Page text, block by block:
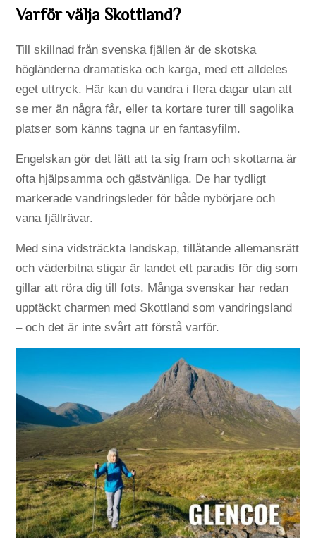
Varför välja Skottland?
Till skillnad från svenska fjällen är de skotska
högländerna dramatiska och karga, med ett alldeles
eget uttryck. Här kan du vandra i flera dagar utan att
se mer än några får, eller ta kortare turer till sagolika
platser som känns tagna ur en fantasyfilm.
Engelskan gör det lätt att ta sig fram och skottarna är
ofta hjälpsamma och gästvänliga. De har tydligt
markerade vandringsleder för både nybörjare och
vana fjällrävar.
Med sina vidsträckta landskap, tillåtande allemansrätt
och väderbitna stigar är landet ett paradis för dig som
gillar att röra dig till fots. Många svenskar har redan
upptäckt charmen med Skottland som vandringsland
– och det är inte svårt att förstå varför.